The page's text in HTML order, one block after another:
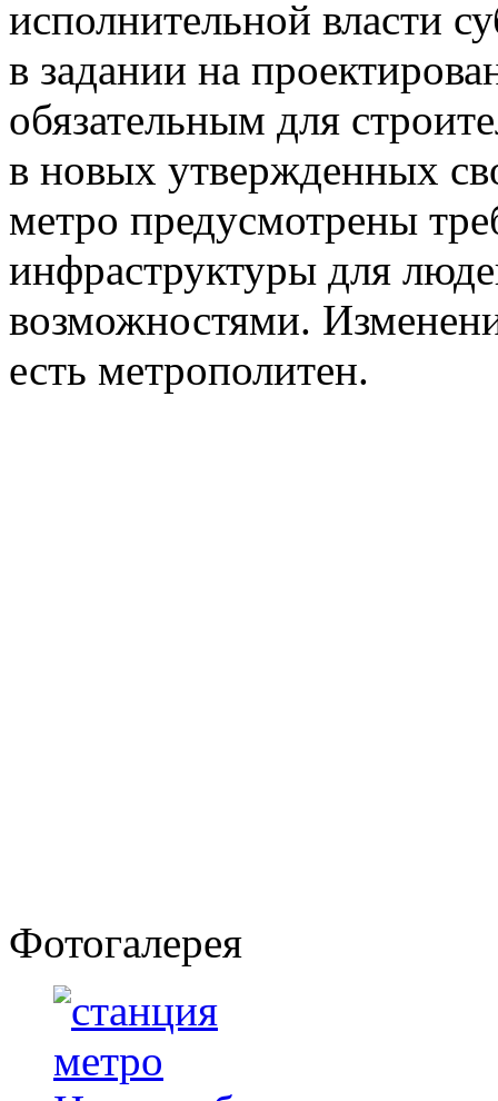
исполнительной власти
в задании на
обязательным для
в новых утвержденных
метро предусмотрены
инфраструктуры для
возможностями.
есть метрополитен.
Фотогалерея